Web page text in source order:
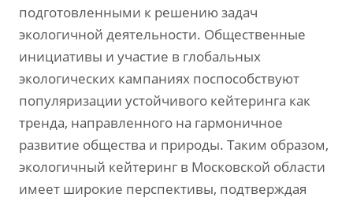
подготовленными к решению задач
экологичной деятельности. Общественные
инициативы и участие в глобальных
экологических кампаниях поспособствуют
популяризации устойчивого кейтеринга как
тренда, направленного на гармоничное
развитие общества и природы. Таким образом,
экологичный кейтеринг в Московской области
имеет широкие перспективы, подтверждая